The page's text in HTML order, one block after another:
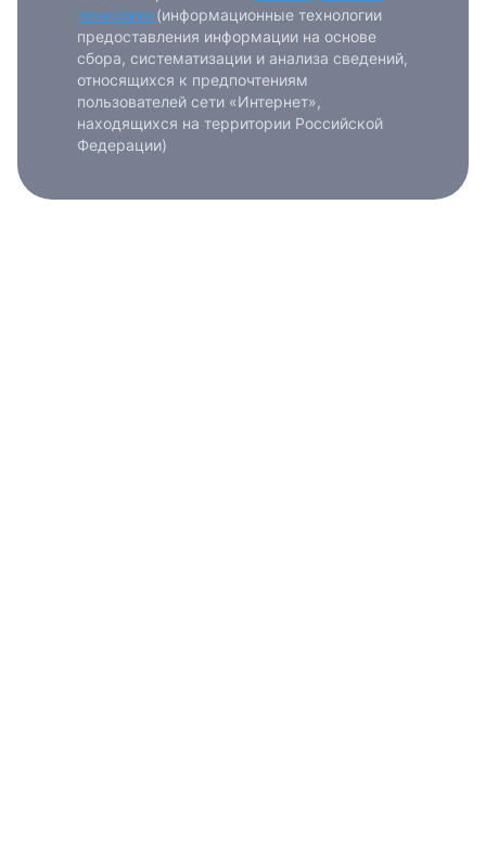
технологии (информационные технологии
предоставления информации на основе
сбора, систематизации и анализа сведений,
относящихся к предпочтениям
пользователей сети «Интернет»,
находящихся на территории Российской
Федерации)